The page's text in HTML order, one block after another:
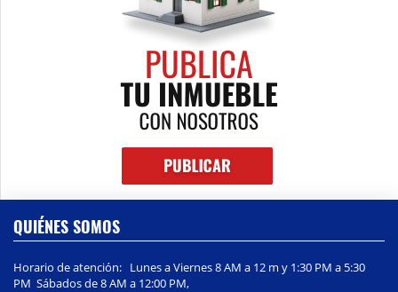
QUIÉNES SOMOS
Horario de atención: Lunes a Viernes 8 AM a 12 m y 1:30 PM a 5:30
PM Sábados de 8 AM a 12:00 PM,